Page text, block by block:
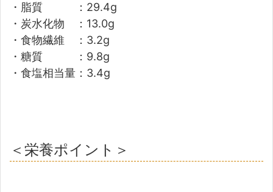
・脂質 ：29.4g
・炭水化物 ：13.0g
・食物繊維 ：3.2g
・糖質 ：9.8g
・食塩相当量：3.4g
＜栄養ポイント＞